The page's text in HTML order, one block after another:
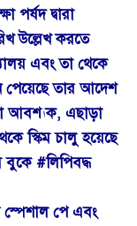
পর্ষদ দ্বারা
উল্লেখ করতে
এবং তা থেকে
পেয়েছে তার আদেশ
আবশ্যক, এছাড়া
স্কিম চালু হয়েছে
বুকে #লিপিবদ্ধ
স্পেশাল পে এবং